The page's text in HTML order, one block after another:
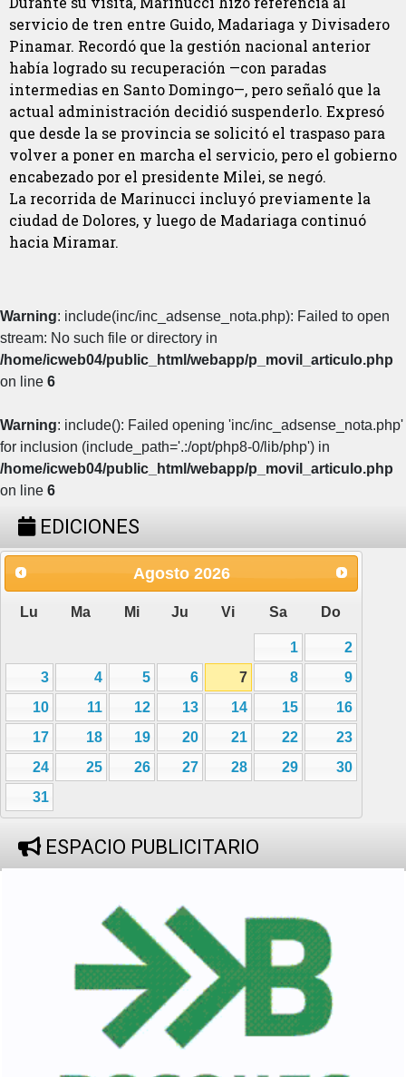
servicio de tren entre Guido, Madariaga y Divisadero
Pinamar. Recordó que la gestión nacional anterior
había logrado su recuperación —con paradas
intermedias en Santo Domingo—, pero señaló que la
actual administración decidió suspenderlo. Expresó
que desde la se provincia se solicitó el traspaso para
volver a poner en marcha el servicio, pero el gobierno
encabezado por el presidente Milei, se negó.
La recorrida de Marinucci incluyó previamente la
ciudad de Dolores, y luego de Madariaga continuó
hacia Miramar.
Warning: include(inc/inc_adsense_nota.php): Failed to open
stream: No such file or directory in
/home/icweb04/public_html/webapp/p_movil_articulo.php
on line 6
Warning: include(): Failed opening 'inc/inc_adsense_nota.php'
for inclusion (include_path='.:/opt/php8-0/lib/php') in
/home/icweb04/public_html/webapp/p_movil_articulo.php
on line 6
EDICIONES
Agosto 2026
Lu Ma Mi Ju Vi Sa Do
1
2
3
4 5 6 7 8
9
10
11 12 13 14 15
16
17
18 19 20 21 22
23
24
25 26 27 28 29
30
31
ESPACIO PUBLICITARIO